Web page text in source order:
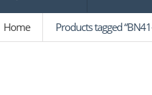
Home Products tagged